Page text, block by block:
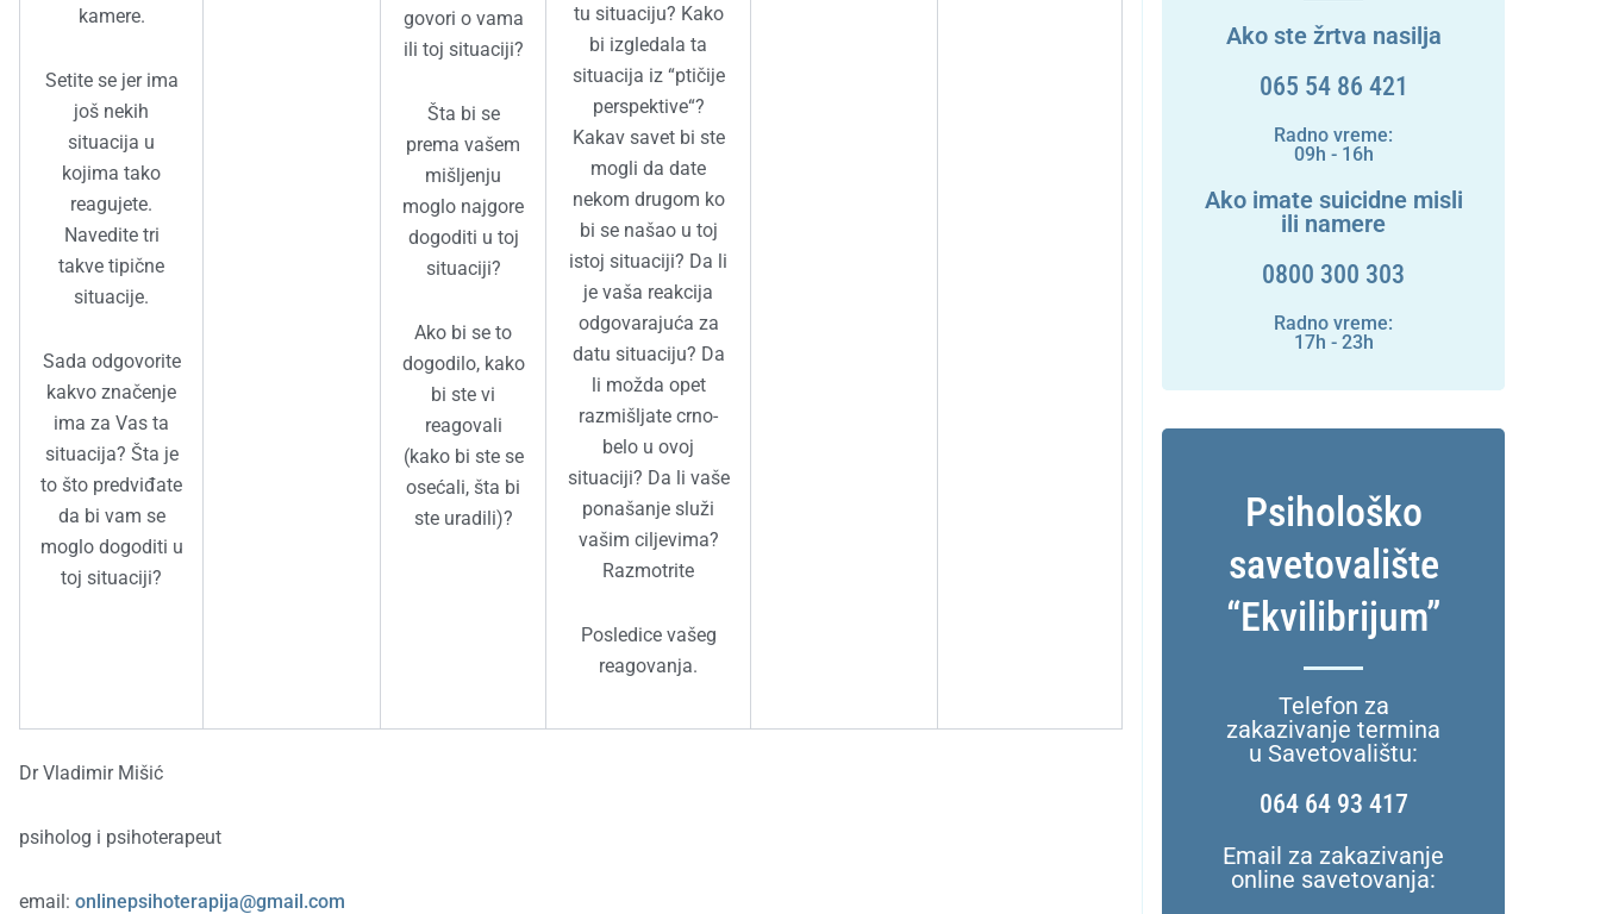
kamere.
Setite se jer ima
još nekih
situacija u
kojima tako
reagujete.
Navedite tri
takve tipične
situacije.
Sada odgovorite
kakvo značenje
ima za Vas ta
situacija? Šta je
to što predviđate
da bi vam se
moglo dogoditi u
toj situaciji?
govori o vama
ili toj situaciji?
Šta bi se
prema vašem
mišljenju
moglo najgore
dogoditi u toj
situaciji?
Ako bi se to
dogodilo, kako
bi ste vi
reagovali
(kako bi ste se
osećali, šta bi
ste uradili)?
tu situaciju? Kako
bi izgledala ta
situacija iz “ptičije
perspektive“?
Kakav savet bi ste
mogli da date
nekom drugom ko
bi se našao u toj
istoj situaciji? Da li
je vaša reakcija
odgovarajuća za
datu situaciju? Da
li možda opet
razmišljate crno-
belo u ovoj
situaciji? Da li vaše
ponašanje služi
vašim ciljevima?
Razmotrite
Posledice vašeg
reagovanja.
Dr Vladimir Mišić
psiholog i psihoterapeut
email: onlinepsihoterapija@gmail.com
Ako ste žrtva nasilja
065 54 86 421
Radno vreme:
09h - 16h
Ako imate suicidne misli
ili namere
0800 300 303
Radno vreme:
17h - 23h
Psihološko
savetovalište
“Ekvilibrijum”
Telefon za
zakazivanje termina
u Savetovalištu:
064 64 93 417
Email za zakazivanje
online savetovanja: